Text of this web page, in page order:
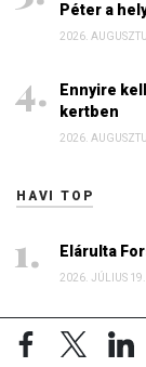
Péter a
2026.
Ennyire
kertben
2026.
HAVI TOP
Elárulta
2026. JÚLIUS 19.
A nap
Duna